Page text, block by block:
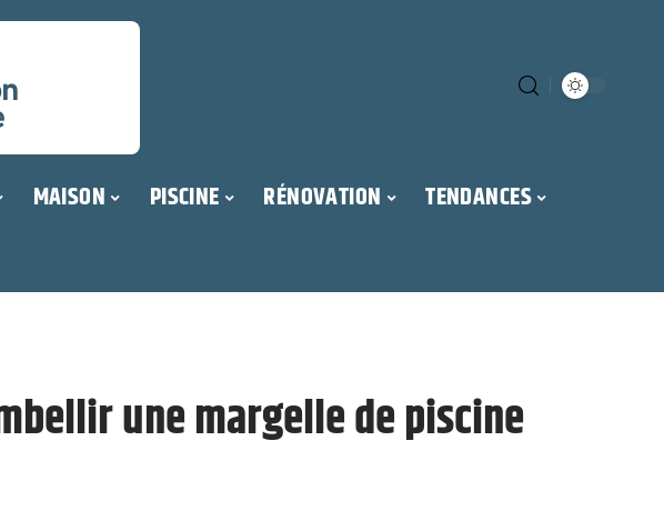
MAISON PISCINE RÉNOVATION TENDANCES
une margelle de piscine